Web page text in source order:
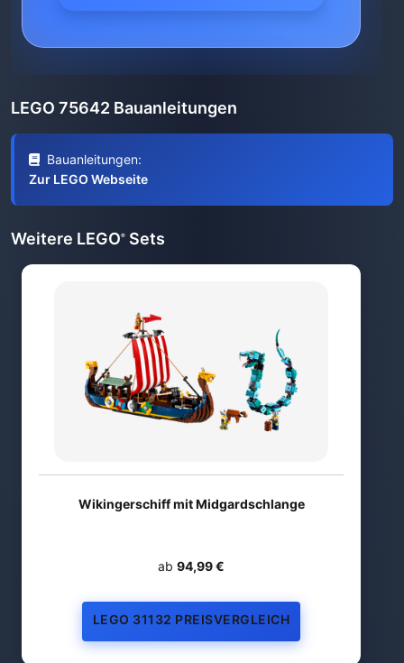
LEGO 75642 Bauanleitungen
Bauanleitungen:
Zur LEGO Webseite
Weitere LEGO® Sets
Wikingerschiff mit Midgardschlange
ab 94,99 €
LEGO 31132 PREISVERGLEICH